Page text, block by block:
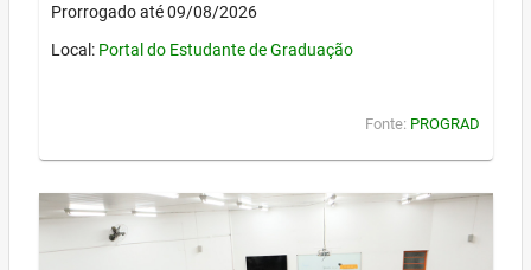
Prorrogado até 09/08/2026
Local: Portal do Estudante de Graduação
Fonte: PROGRAD